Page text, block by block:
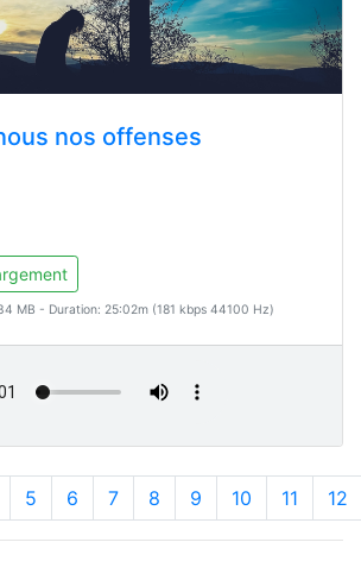
nos offenses
MB - Duration: 25:02m (181 kbps 44100 Hz)
5 6 7 8 9 10 11 12